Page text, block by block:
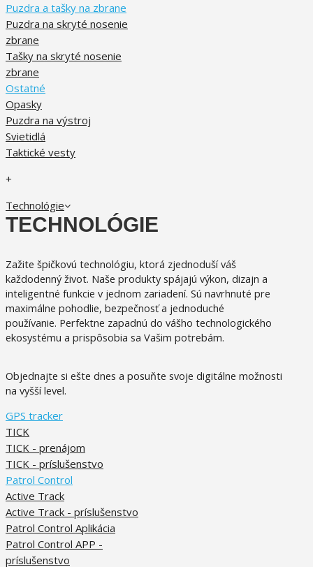
Puzdra a tašky na zbrane
Puzdra na skryté nosenie
zbrane
Tašky na skryté nosenie
zbrane
Ostatné
Opasky
Puzdra na výstroj
Svietidlá
Taktické vesty
+
Technológie
TECHNOLÓGIE
Zažite špičkovú technológiu, ktorá zjednoduší váš
každodenný život. Naše produkty spájajú výkon, dizajn a
inteligentné funkcie v jednom zariadení. Sú navrhnuté pre
maximálne pohodlie, bezpečnosť a jednoduché
používanie. Perfektne zapadnú do vášho technologického
ekosystému a prispôsobia sa Vašim potrebám.
Objednajte si ešte dnes a posuňte svoje digitálne možnosti
na vyšší level.
GPS tracker
TICK
TICK - prenájom
TICK - príslušenstvo
Patrol Control
Active Track
Active Track - príslušenstvo
Patrol Control Aplikácia
Patrol Control APP -
príslušenstvo